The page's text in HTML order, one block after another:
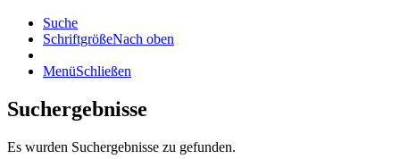
Suche
SchriftgrößeNach oben
MenüSchließen
Suchergebnisse
Es wurden Suchergebnisse zu gefunden.